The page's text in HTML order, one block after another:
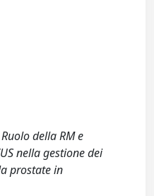
della RM e
nella gestione dei
prostate in